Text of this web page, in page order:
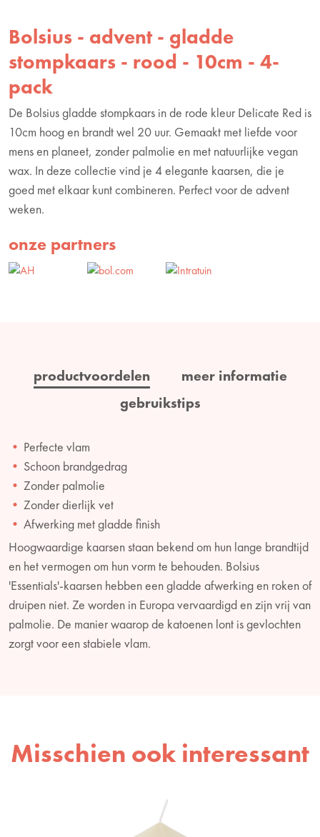
Bolsius - advent - gladde
stompkaars - rood - 10cm - 4-
pack
De Bolsius gladde stompkaars in de rode kleur Delicate Red is
10cm hoog en brandt wel 20 uur. Gemaakt met liefde voor
mens en planeet, zonder palmolie en met natuurlijke vegan
wax. In deze collectie vind je 4 elegante kaarsen, die je
goed met elkaar kunt combineren. Perfect voor de advent
weken.
onze partners
productvoordelen
meer informatie
gebruikstips
Perfecte vlam
Schoon brandgedrag
Zonder palmolie
Zonder dierlijk vet
Afwerking met gladde finish
Hoogwaardige kaarsen staan bekend om hun lange brandtijd
en het vermogen om hun vorm te behouden. Bolsius
'Essentials'-kaarsen hebben een gladde afwerking en roken of
druipen niet. Ze worden in Europa vervaardigd en zijn vrij van
palmolie. De manier waarop de katoenen lont is gevlochten
zorgt voor een stabiele vlam.
Misschien ook interessant